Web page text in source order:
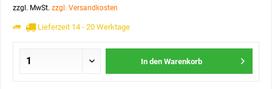
zzgl. MwSt. zzgl. Versandkosten
Lieferzeit 14 - 20 Werktage
In den Warenkorb